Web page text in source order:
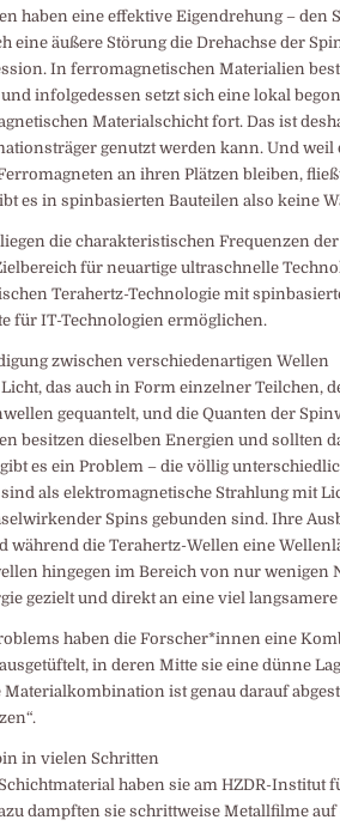
haben eine effektive Eigendrehung – den
eine äußere Störung die Drehachse der
In ferromagnetischen Materialien
infolgedessen setzt sich eine lokal
Materialschicht fort. Das ist
genutzt werden kann. Und
an ihren Plätzen bleiben,
es in spinbasierten Bauteilen also keine
die charakteristischen Frequenzen
für neuartige ultraschnelle
Terahertz-Technologie mit
für IT-Technologien ermöglichen.
zwischen verschiedenartigen Wellen
das auch in Form einzelner Teilchen,
gequantelt, und die Quanten der
besitzen dieselben Energien und sollten
es ein Problem – die völlig
als elektromagnetische Strahlung mit
Spins gebunden sind. Ihre
während die Terahertz-Wellen eine
hingegen im Bereich von nur wenigen
gezielt und direkt an eine viel
haben die Forscher*innen eine
in deren Mitte sie eine dünne
Materialkombination ist genau darauf
in vielen Schritten
haben sie am HZDR-
dampften sie schrittweise Metallfilme